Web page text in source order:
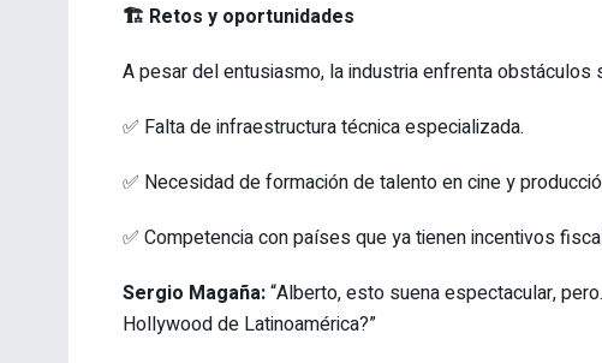
🏗️ Retos y oportunidades
A pesar del entusiasmo, la industria enfrenta obstáculos
✅ Falta de infraestructura técnica especializada.
✅ Necesidad de formación de talento en cine y
✅ Competencia con países que ya tienen incentivos
Sergio Magaña:“Alberto, esto suena espectacular,
Hollywood de Latinoamérica?”